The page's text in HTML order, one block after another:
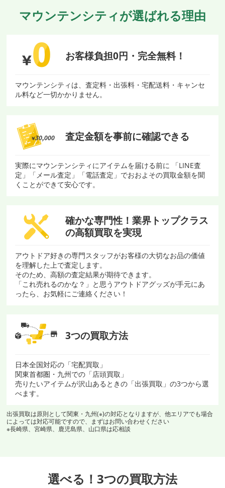
マウンテンシティが選ばれる理由
お客様負担0円・ 完全無料！
マウンテンシティは、査定料・出張料・宅配送料・キャンセ
ル料など一切かかりません。
査定金額を事前に確認できる
実際にマウンテンシティにアイテムを届ける前に 「LINE査
定」「メール査定」「電話査定」でおおよその買取金額を聞
くことができて安心です。
確かな専門性！ 業界トップクラス
の高額買取を実現
アウトドア好きの専門スタッフがお客様の大切なお品の価値
を理解した上で査定します。
そのため、高額の査定結果が期待できます。
「これ売れるのかな？」と思うアウトドアグッズが手元にあ
ったら、お気軽にご連絡ください！
3つの買取方法
日本全国対応の「宅配買取」
関東首都圏・九州での「店頭買取」
売りたいアイテムが沢山あるときの「出張買取」の3つから選
べます。
出張買取は原則として関東・九州(※)の対応となりますが、他エリアでも場合
によっては対応可能ですので、まずはお問い合わせください
※長崎県、宮崎県、鹿児島県、山口県は応相談
選べる！3つの買取方法